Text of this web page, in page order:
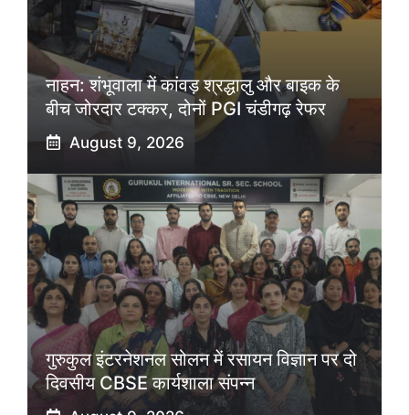
नाहन: शंभूवाला में कांवड़ श्रद्धालु और बाइक के
बीच जोरदार टक्कर, दोनों PGI चंडीगढ़ रेफर
August 9, 2026
गुरुकुल इंटरनेशनल सोलन में रसायन विज्ञान पर दो
दिवसीय CBSE कार्यशाला संपन्न